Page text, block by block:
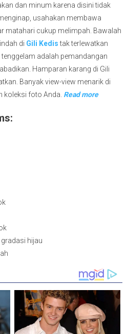
dan minum karena disini tidak
usahakan membawa
matahari cukup melimpah. Bawalah
di Gili Kedistak terlewatkan
adalah pemandangan
Hamparan karang di Gili
Banyak view-view menarik di
koleksi foto Anda. Read more
hijau